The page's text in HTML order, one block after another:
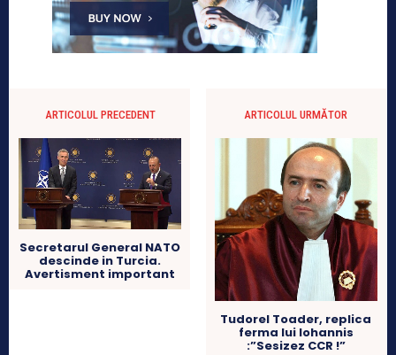
ARTICOLUL PRECEDENT
Secretarul General NATO
descinde in Turcia.
Avertisment important
ARTICOLUL URMĂTOR
Tudorel Toader, replica
ferma lui Iohannis
:”Sesizez CCR !”